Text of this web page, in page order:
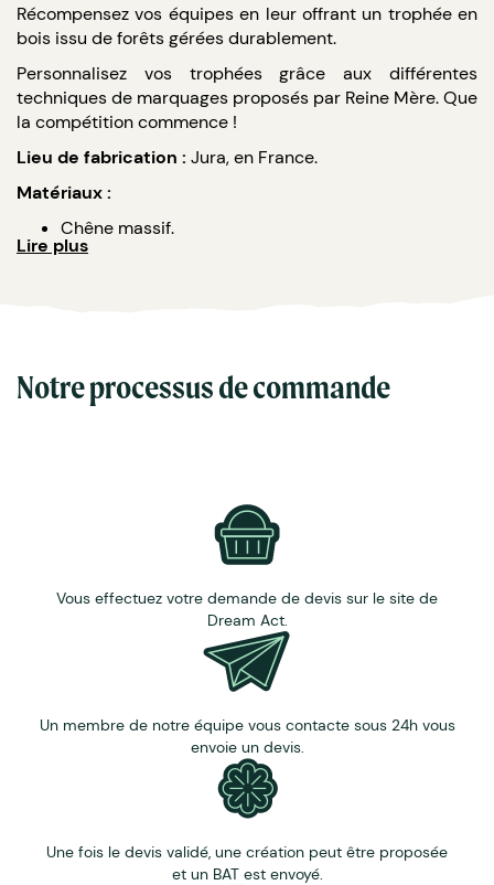
Récompensez vos équipes en leur offrant un trophée en
bois issu de forêts gérées durablement.
Personnalisez vos trophées grâce aux différentes
techniques de marquages proposés par Reine Mère. Que
la compétition commence !
Lieu de fabrication : Jura, en France.
Matériaux :
Chêne massif.
Acrylique avec finition métallique.
Dimensions : 150L x 250H mm.
Personnalisation : gravure laser sur acrylique avec
Lire plus
Notre processus de commande
Vous effectuez votre demande de devis sur le site de
Dream Act.
Un membre de notre équipe vous contacte sous 24h vous
envoie un devis.
Une fois le devis validé, une création peut être proposée
et un BAT est envoyé.